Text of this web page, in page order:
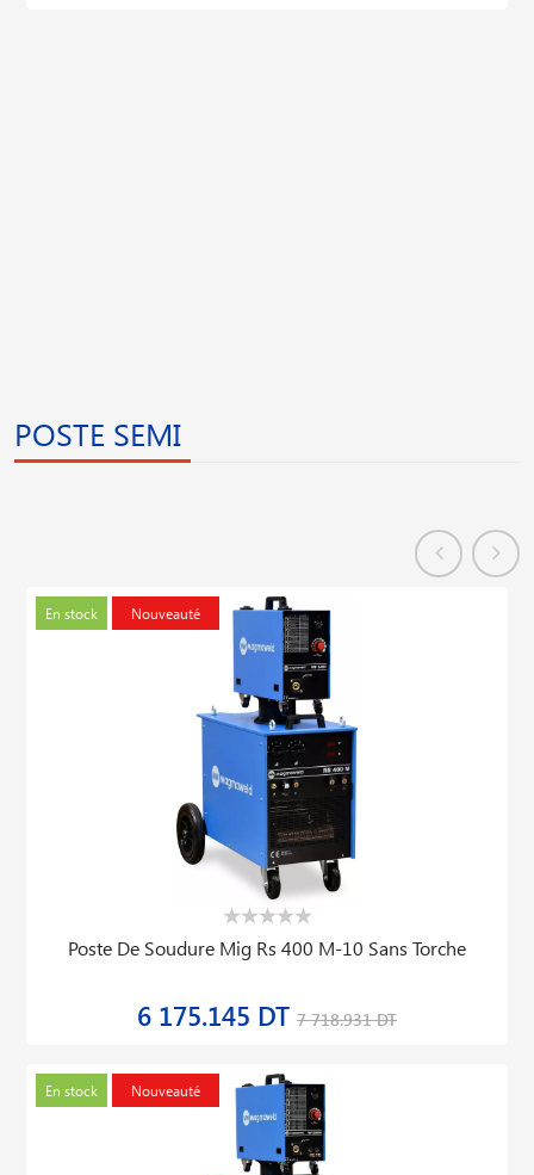
POSTE SEMI
En stock Nouveauté
Poste De Soudure Mig Rs 400 M-10 Sans Torche
6 175.145 DT 7 718.931 DT
En stock Nouveauté